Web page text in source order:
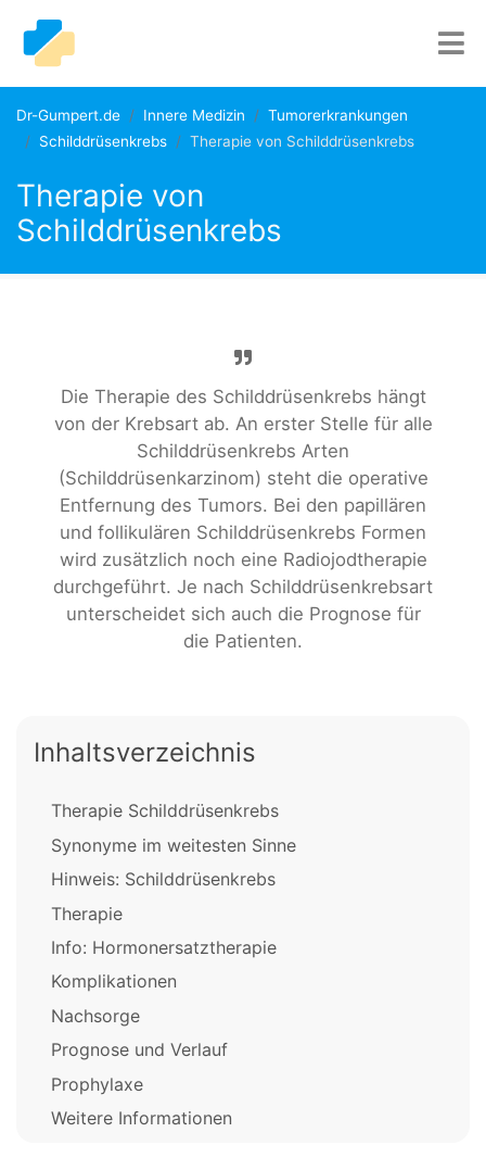
Dr-Gumpert.de Innere Medizin
Tumorerkrankungen
Schilddrüsenkrebs
Therapie von Schilddrüsenkrebs
Therapie von
Schilddrüsenkrebs
Die Therapie des Schilddrüsenkrebs hängt
von der Krebsart ab. An erster Stelle für alle
Schilddrüsenkrebs Arten
(Schilddrüsenkarzinom) steht die operative
Entfernung des Tumors. Bei den papillären
und follikulären Schilddrüsenkrebs Formen
wird zusätzlich noch eine Radiojodtherapie
durchgeführt. Je nach Schilddrüsenkrebsart
unterscheidet sich auch die Prognose für
die Patienten.
Inhaltsverzeichnis
Therapie Schilddrüsenkrebs
Synonyme im weitesten Sinne
Hinweis: Schilddrüsenkrebs
Therapie
Info: Hormonersatztherapie
Komplikationen
Nachsorge
Prognose und Verlauf
Prophylaxe
Weitere Informationen